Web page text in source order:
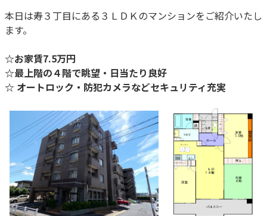
本日は寿３丁目にある３ＬＤＫのマンションをご紹介いたし
ます。
☆お家賃7.5万円
☆最上階の４階で眺望・日当たり良好
☆ オートロック・防犯カメラなどセキュリティ充実